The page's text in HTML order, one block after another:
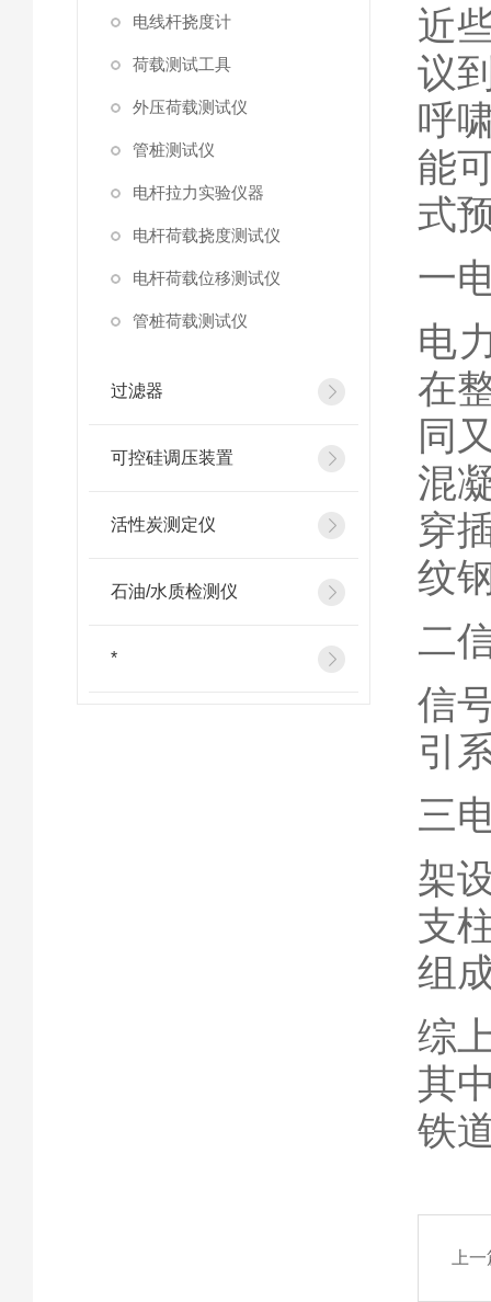
电线杆挠度计
荷载测试工具
外压荷载测试仪
管桩测试仪
电杆拉力实验仪器
电杆荷载挠度测试仪
电杆荷载位移测试仪
管桩荷载测试仪
过滤器
可控硅调压装置
活性炭测定仪
石油/水质检测仪
*
近
议
呼
能
式
一
电
在
同
混
穿
纹
二
信
引
三
架
支
组
综
其
铁
上